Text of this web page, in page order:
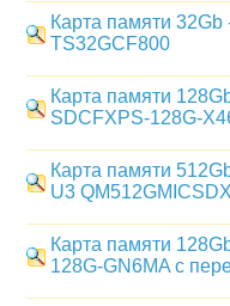
Карта памяти
TS32GCF800
Карта памяти
SDCFXPS-128G-
Карта памяти
U3
Карта памяти
128G-GN6MA с